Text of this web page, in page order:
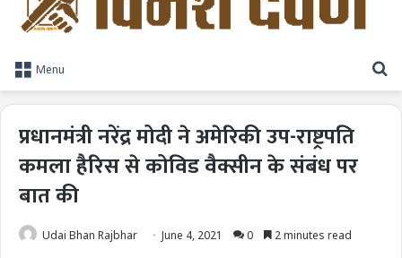
Menu
प्रधानमंत्री नरेंद्र मोदी ने अमेरिकी उप-राष्ट्रपति
कमला हैरिस से कोविड वैक्सीन के संबंध पर
बात की
Udai Bhan Rajbhar June 4, 2021 0 2 minutes read